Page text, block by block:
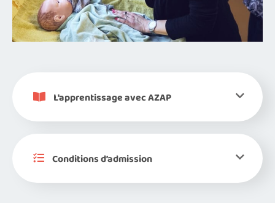
L'apprentissage avec AZAP
Conditions d’admission